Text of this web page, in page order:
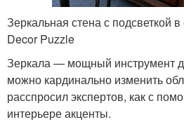
Зеркальная стена с подсветкой
Decor Puzzle
Зеркала — мощный инструмент
можно кардинально изменить
расспросил экспертов, как с
интерьере акценты.